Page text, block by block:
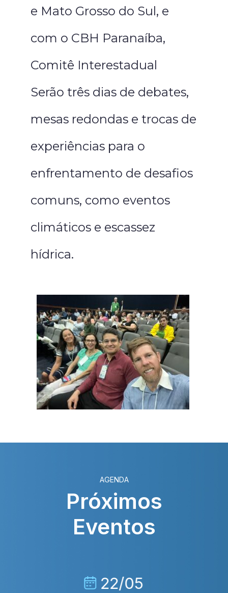
e Mato Grosso do Sul, e
com o CBH Paranaíba,
Comitê Interestadual
Serão três dias de debates,
mesas redondas e trocas de
experiências para o
enfrentamento de desafios
comuns, como eventos
climáticos e escassez
hídrica.
AGENDA
Próximos
Eventos
22/05